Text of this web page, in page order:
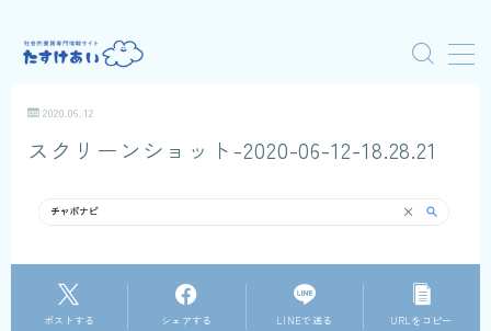
はじめての人へ
動画で学ぶ
ケアワーク通信
2020.06.12
スクリーンショット-2020-06-12-18.28.21
ポストする シェアする LINEで送る URLをコピー